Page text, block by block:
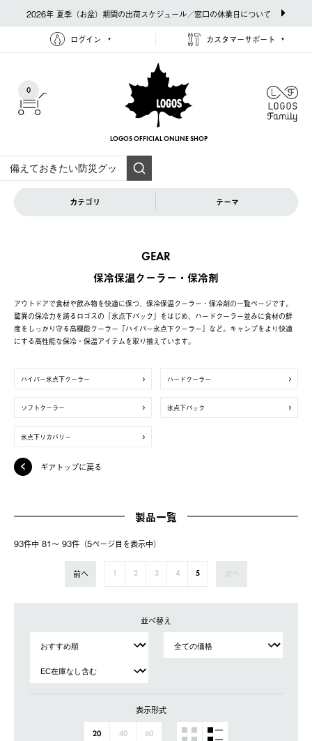
2026年 夏季（お盆）期間の出荷スケジュール／窓口の休業日について
ログイン カスタマーサポート
0
LOGOS OFFICIAL ONLINE SHOP
カテゴリ テーマ
GEAR
保冷保温クーラー・保冷剤
アウトドアで食材や飲み物を快適に保つ、保冷保温クーラー・保冷剤の一覧ページです。
驚異の保冷力を誇るロゴスの「氷点下パック」をはじめ、ハードクーラー並みに食材の鮮
度をしっかり守る高機能クーラー「ハイパー氷点下クーラー」など。キャンプをより快適
にする高性能な保冷・保温アイテムを取り揃えています。
ハイパー氷点下クーラー ハードクーラー
ソフトクーラー 氷点下パック
氷点下リカバリー
ギアトップに戻る
製品一覧
93件中 81〜 93件（5ページ⽬を表⽰中）
前へ 2 3 4 5 次へ
並べ替え
表示形式
20 40 60